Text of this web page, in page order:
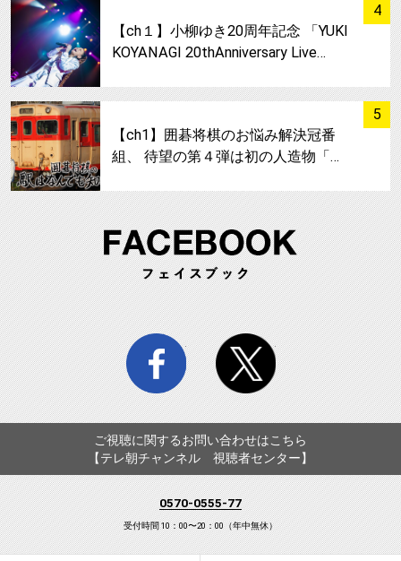
4
【ch１】小柳ゆき20周年記念 「YUKI
KOYANAGI 20thAnniversary Live…
5
サムネイル
【ch1】囲碁将棋のお悩み解決冠番
組、 待望の第４弾は初の人造物「…
facebook twitter
ご視聴に関するお問い合わせはこちら
【テレ朝チャンネル 視聴者センター】
0570-0555-77
受付時間 10：00〜20：00（年中無休）